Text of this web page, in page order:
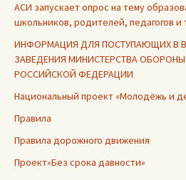
АСИ запускает опрос на тему
школьников, родителей, педагогов и
ИНФОРМАЦИЯ ДЛЯ ПОСТУПАЮЩИХ В
ЗАВЕДЕНИЯ МИНИСТЕРСТВА
РОССИЙСКОЙ ФЕДЕРАЦИИ
Национальный проект «Молодёжь и
Правила
Правила дорожного движения
Проект»Без срока давности»